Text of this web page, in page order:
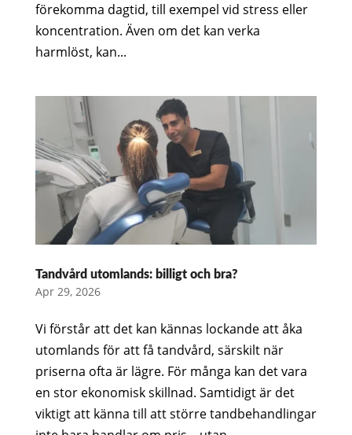
förekomma dagtid, till exempel vid stress eller
koncentration. Även om det kan verka
harmlöst, kan...
Tandvård utomlands: billigt och bra?
Apr 29, 2026
Vi förstår att det kan kännas lockande att åka
utomlands för att få tandvård, särskilt när
priserna ofta är lägre. För många kan det vara
en stor ekonomisk skillnad. Samtidigt är det
viktigt att känna till att större tandbehandlingar